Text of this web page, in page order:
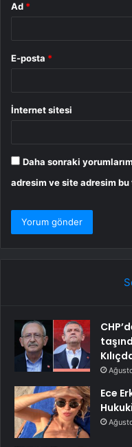
Ad *
E-posta *
İnternet sitesi
Daha sonraki
adresim ve site adresim
Ece